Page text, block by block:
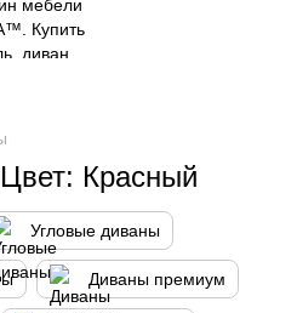
Красный
Угловые диваны
Диваны премиум